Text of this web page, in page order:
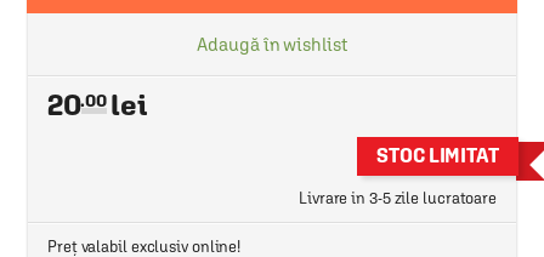
Adaugă în wishlist
20.00
STOC LIMITAT
Livrare in 3-5 zile lucratoare
Preț valabil exclusiv online!